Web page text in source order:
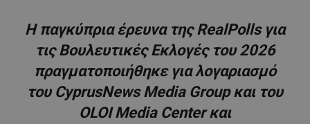
Η παγκύπρια έρευνα της RealPolls για
τις Βουλευτικές Εκλογές του 2026
πραγματοποιήθηκε για λογαριασμό
του CyprusNews Media Group και του
OLOI Media Center και